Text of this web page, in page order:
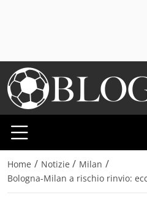
Home / Notizie / Milan /
Bologna-Milan a rischio rinvio: